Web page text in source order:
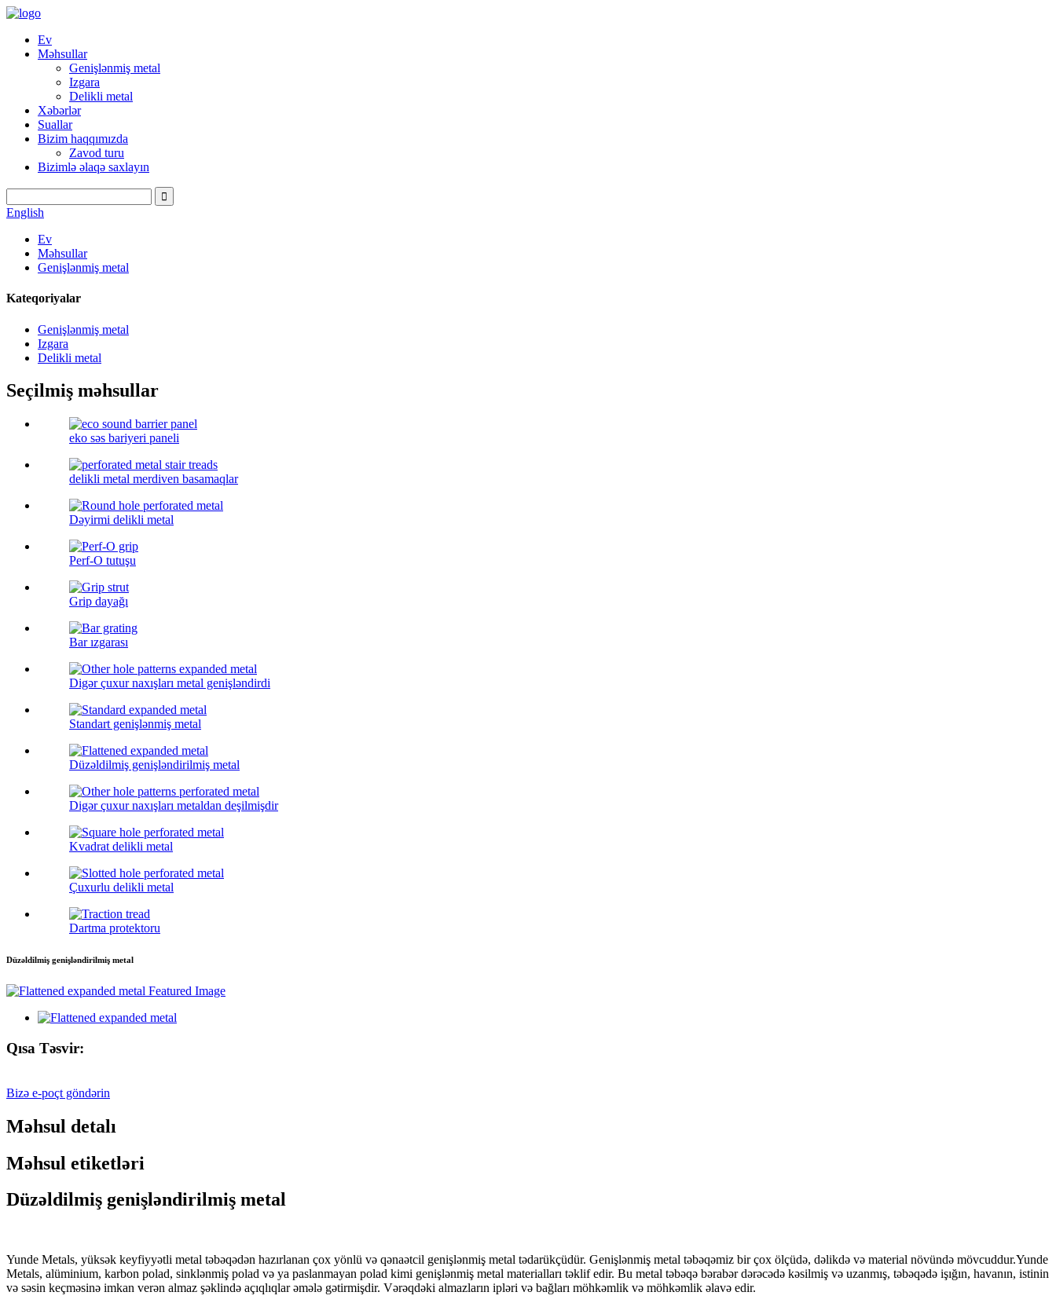
Ev
Məhsullar
Genişlənmiş metal
Izgara
Delikli metal
Xəbərlər
Suallar
Bizim haqqımızda
Zavod turu
Bizimlə əlaqə saxlayın
English
Ev
Məhsullar
Genişlənmiş metal
Kateqoriyalar
Genişlənmiş metal
Izgara
Delikli metal
Seçilmiş məhsullar
eko səs bariyeri paneli
delikli metal merdiven basamaqlar
Dəyirmi delikli metal
Perf-O tutuşu
Grip dayağı
Bar ızgarası
Digər çuxur naxışları metal genişləndirdi
Standart genişlənmiş metal
Düzəldilmiş genişləndirilmiş metal
Digər çuxur naxışları metaldan deşilmişdir
Kvadrat delikli metal
Çuxurlu delikli metal
Dartma protektoru
Düzəldilmiş genişləndirilmiş metal
Qısa Təsvir:
Bizə e-poçt göndərin
Məhsul detalı
Məhsul etiketləri
Düzəldilmiş genişləndirilmiş metal
Yunde Metals, yüksək keyfiyyətli metal təbəqədən hazırlanan çox yönlü və qənaətcil genişlənmiş metal tədarükçüdür. Genişlənmiş metal təbəqəmiz bir çox ölçüdə, dəlikdə və material növündə mövcuddur.Yunde
Metals, alüminium, karbon polad, sinklənmiş polad və ya paslanmayan polad kimi genişlənmiş metal materialları təklif edir. Bu metal təbəqə bərabər dərəcədə kəsilmiş və uzanmış, təbəqədə işığın, havanın, istinin
və səsin keçməsinə imkan verən almaz şəklində açıqlıqlar əmələ gətirmişdir. Vərəqdəki almazların ipləri və bağları möhkəmlik və möhkəmlik əlavə edir.